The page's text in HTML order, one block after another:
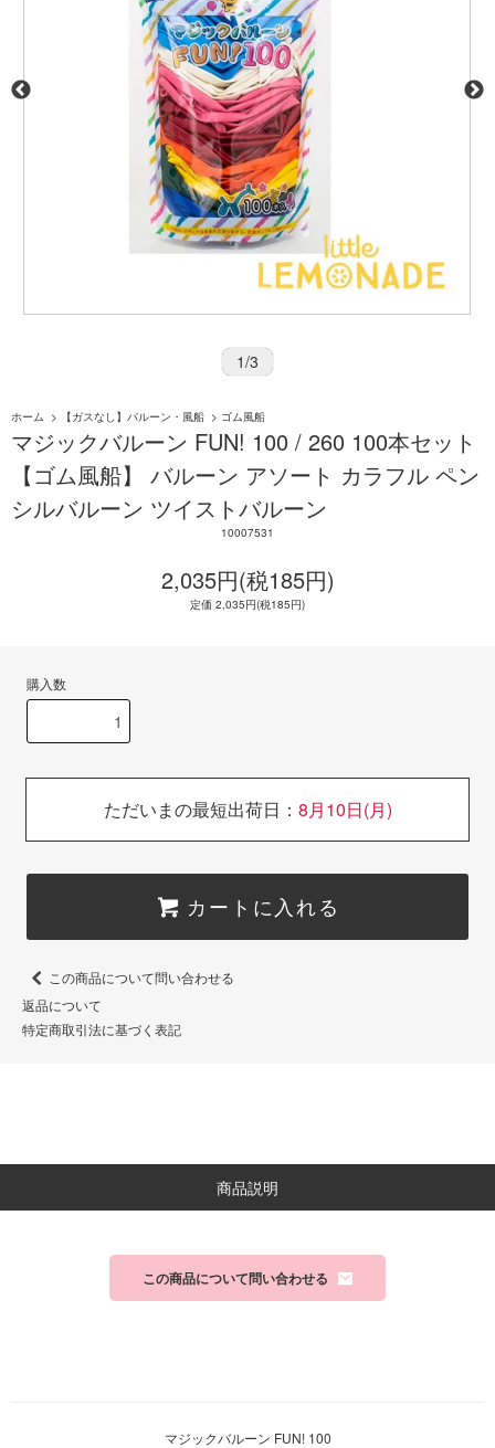
1/3
ホーム > 【ガスなし】バルーン・風船 > ゴム風船
マジックバルーン FUN! 100 / 260 100本セット
【ゴム風船】 バルーン アソート カラフル ペン
シルバルーン ツイストバルーン
10007531
2,035円(税185円)
定価 2,035円(税185円)
購入数
ただいまの最短出荷日： 8月10日(月)
カートに入れる
この商品について問い合わせる
返品について
特定商取引法に基づく表記
商品説明
この商品について問い合わせる
マジックバルーン FUN! 100